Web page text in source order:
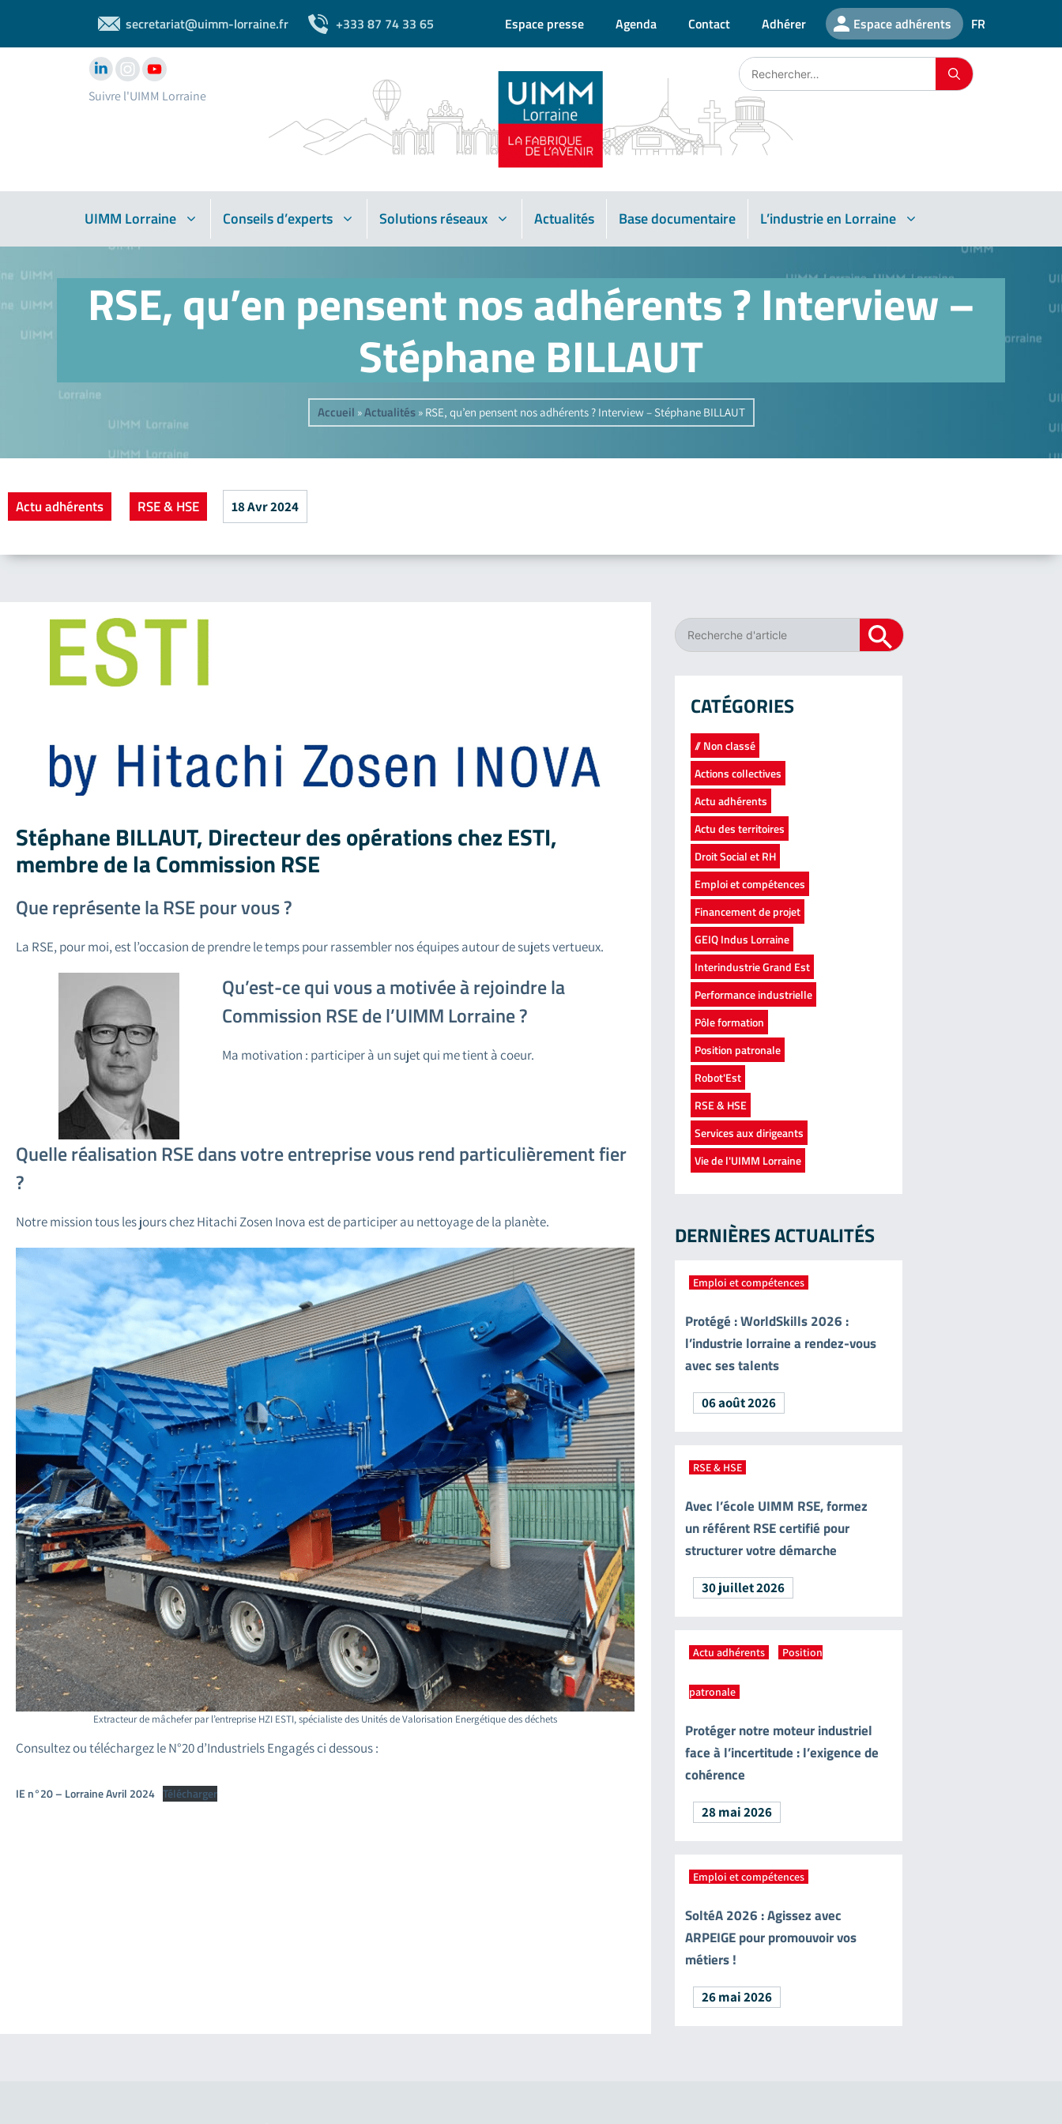
secretariat@uimm-lorraine.fr +333 87 74 33 65 Espace presse Agenda Contact Adhérer Espace adhérents FR
Suivre l'UIMM Lorraine
UIMM Lorraine Conseils d’experts Solutions réseaux Actualités Base documentaire L’industrie en Lorraine
RSE, qu’en pensent nos adhérents ? Interview –
Stéphane BILLAUT
Accueil »Actualités» RSE, qu’en pensent nos adhérents ? Interview – Stéphane BILLAUT
Actu adhérents RSE & HSE 18 Avr 2024
Stéphane BILLAUT, Directeur des opérations chez ESTI,
membre de la Commission RSE
Que représente la RSE pour vous ?
La RSE, pour moi, est l’occasion de prendre le temps pour rassembler nos équipes autour de sujets vertueux.
Qu’est-ce qui vous a motivée à rejoindre la
Commission RSE de l’UIMM Lorraine ?
Ma motivation : participer à un sujet qui me tient à coeur.
Quelle réalisation RSE dans votre entreprise vous rend particulièrement fier
?
Notre mission tous les jours chez Hitachi Zosen Inova est de participer au nettoyage de la planète.
Extracteur de mâchefer par l’entreprise HZI ESTI, spécialiste des Unités de Valorisation Energétique des déchets
Consultez ou téléchargez le N°20 d’Industriels Engagés ci dessous :
IE n°20 – Lorraine Avril 2024 Télécharger
CATÉGORIES
// Non classé
Actions collectives
Actu adhérents
Actu des territoires
Droit Social et RH
Emploi et compétences
Financement de projet
GEIQ Indus Lorraine
Interindustrie Grand Est
Performance industrielle
Pôle formation
Position patronale
Robot'Est
RSE & HSE
Services aux dirigeants
Vie de l'UIMM Lorraine
DERNIÈRES ACTUALITÉS
Emploi et compétences
Protégé : WorldSkills 2026 :
l’industrie lorraine a rendez-vous
avec ses talents
06 août 2026
RSE & HSE
Avec l’école UIMM RSE, formez
un référent RSE certifié pour
structurer votre démarche
30 juillet 2026
Actu adhérents Position
patronale
Protéger notre moteur industriel
face à l’incertitude : l’exigence de
cohérence
28 mai 2026
Emploi et compétences
SoltéA 2026 : Agissez avec
ARPEIGE pour promouvoir vos
métiers !
26 mai 2026